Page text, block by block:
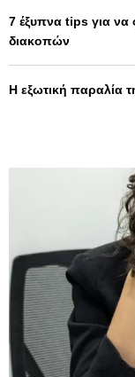
7 έξυπνα tips για να
διακοπών
Η εξωτική παραλία